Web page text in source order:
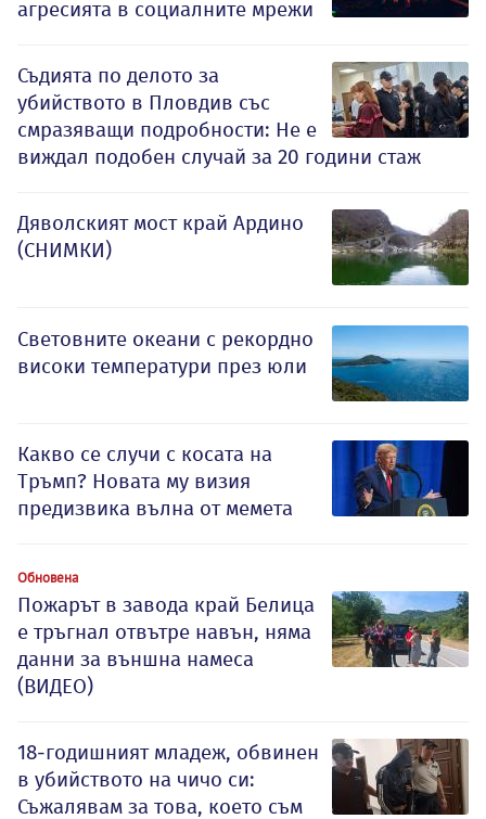
агресията в социалните мрежи
Съдията по делото за
убийството в Пловдив със
смразяващи подробности: Не е
виждал подобен случай за 20 години стаж
Дяволският мост край Ардино
(СНИМКИ)
Световните океани с рекордно
високи температури през юли
Какво се случи с косата на
Тръмп? Новата му визия
предизвика вълна от мемета
Обновена
Пожарът в завода край Белица
е тръгнал отвътре навън, няма
данни за външна намеса
(ВИДЕО)
18-годишният младеж, обвинен
в убийството на чичо си:
Съжалявам за това, което съм